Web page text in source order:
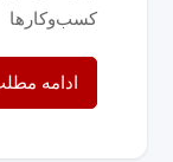
کسب‌وکارها
ادامه